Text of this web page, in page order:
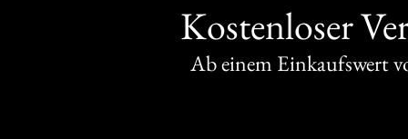
Kostenloser
Ab einem Einkaufswert